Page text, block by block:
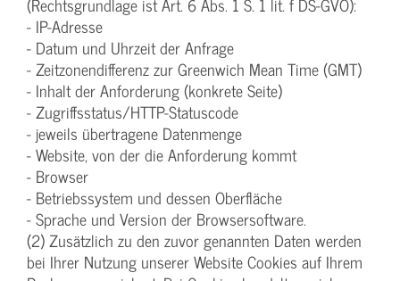
- IP-Adresse
- Datum und Uhrzeit der Anfrage
- Zeitzonendifferenz zur Greenwich Mean Time (GMT)
- Inhalt der Anforderung (konkrete Seite)
- Zugriffsstatus/HTTP-Statuscode
- jeweils übertragene Datenmenge
- Website, von der die Anforderung kommt
- Browser
- Betriebssystem und dessen Oberfläche
- Sprache und Version der Browsersoftware.
(2) Zusätzlich zu den zuvor genannten Daten werden
bei Ihrer Nutzung unserer Website Cookies auf Ihrem